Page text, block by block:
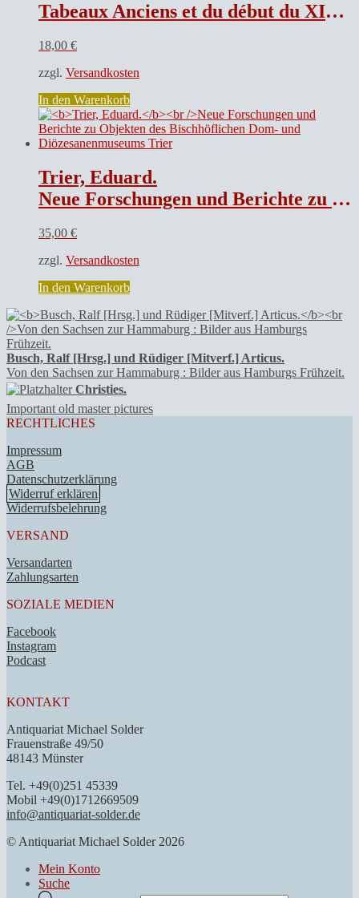
Tabeaux Anciens et du début du XIXe Siècle
18,00 €
zzgl. Versandkosten
In den Warenkorb
Trier, Eduard.
Neue Forschungen und Berichte zu Objekten des Bischhöflichen Dom- und Diözesanenmuseums Trier
35,00 €
zzgl. Versandkosten
In den Warenkorb
Busch, Ralf [Hrsg.] und Rüdiger [Mitverf.] Articus.
Von den Sachsen zur Hammaburg : Bilder aus Hamburgs Frühzeit.
Christies.
Important old master pictures
RECHTLICHES
Impressum
AGB
Datenschutzerklärung
Widerruf erklären
Widerrufsbelehrung
VERSAND
Versandarten
Zahlungsarten
SOZIALE MEDIEN
Facebook
Instagram
Podcast
KONTAKT
Antiquariat Michael Solder
Frauenstraße 49/50
48143 Münster
Tel. +49(0)251 45339
Mobil +49(0)1712669509
info@antiquariat-solder.de
© Antiquariat Michael Solder 2026
Mein Konto
Suche